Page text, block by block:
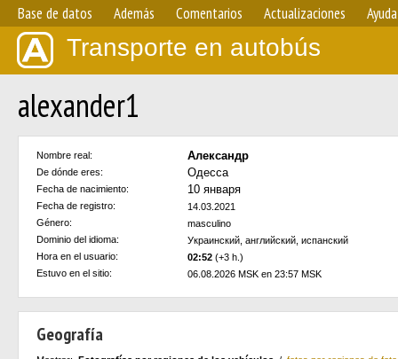
Base de datos Además Comentarios Actualizaciones Ayuda
Transporte en autobús
alexander1
Nombre real: Александр
De dónde eres: Одесса
Fecha de nacimiento: 10 января
Fecha de registro:
14.03.2021
Género:
masculino
Dominio del idioma:
Украинский, английский, испанский
Hora en el usuario:
02:52 (+3 h.)
Estuvo en el sitio:
06.08.2026 MSK en 23:57 MSK
Geografía